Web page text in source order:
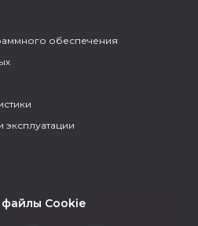
обеспечения
эксплуатации
Cookie